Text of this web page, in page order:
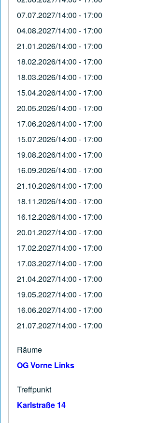
07.07.2027/14:00 - 17:00
04.08.2027/14:00 - 17:00
21.01.2026/14:00 - 17:00
18.02.2026/14:00 - 17:00
18.03.2026/14:00 - 17:00
15.04.2026/14:00 - 17:00
20.05.2026/14:00 - 17:00
17.06.2026/14:00 - 17:00
15.07.2026/14:00 - 17:00
19.08.2026/14:00 - 17:00
16.09.2026/14:00 - 17:00
21.10.2026/14:00 - 17:00
18.11.2026/14:00 - 17:00
16.12.2026/14:00 - 17:00
20.01.2027/14:00 - 17:00
17.02.2027/14:00 - 17:00
17.03.2027/14:00 - 17:00
21.04.2027/14:00 - 17:00
19.05.2027/14:00 - 17:00
16.06.2027/14:00 - 17:00
21.07.2027/14:00 - 17:00
Räume
OG Vorne Links
Treffpunkt
Karlstraße 14